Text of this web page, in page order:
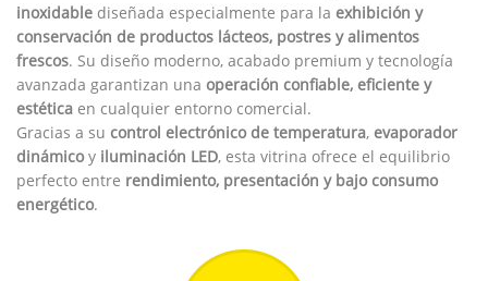
inoxidable diseñada especialmente para la exhibición y
conservación de productos lácteos, postres y alimentos
frescos. Su diseño moderno, acabado premium y tecnología
avanzada garantizan una operación confiable, eficiente y
estética en cualquier entorno comercial.
Gracias a su control electrónico de temperatura, evaporador
dinámicoy iluminación LED, esta vitrina ofrece el equilibrio
perfecto entre rendimiento, presentación y bajo consumo
energético.